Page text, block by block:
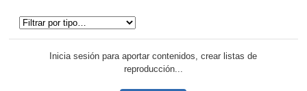
Inicia sesión para aportar contenidos, crear listas de
reproducción...